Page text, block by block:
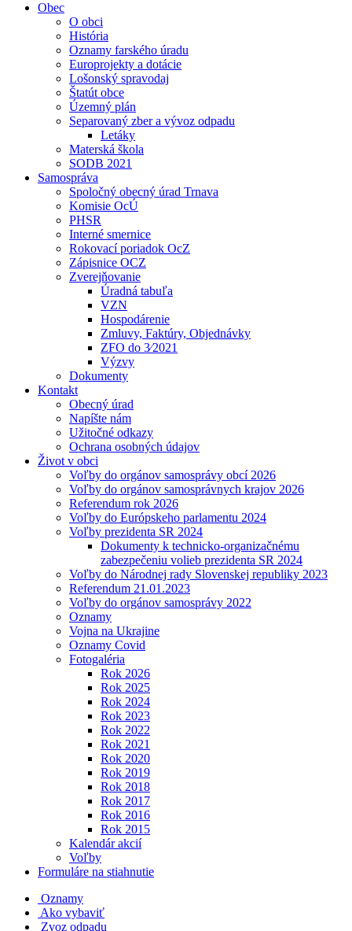
Obec
O obci
História
Oznamy farského úradu
Europrojekty a dotácie
Lošonský spravodaj
Štatút obce
Územný plán
Separovaný zber a vývoz odpadu
Letáky
Materská škola
SODB 2021
Samospráva
Spoločný obecný úrad Trnava
Komisie OcÚ
PHSR
Interné smernice
Rokovací poriadok OcZ
Zápisnice OCZ
Zverejňovanie
Úradná tabuľa
VZN
Hospodárenie
Zmluvy, Faktúry, Objednávky
ZFO do 3⁄2021
Výzvy
Dokumenty
Kontakt
Obecný úrad
Napíšte nám
Užitočné odkazy
Ochrana osobných údajov
Život v obci
Voľby do orgánov samosprávy obcí 2026
Voľby do orgánov samosprávnych krajov 2026
Referendum rok 2026
Voľby do Európskeho parlamentu 2024
Voľby prezidenta SR 2024
Dokumenty k technicko-organizačnému
zabezpečeniu volieb prezidenta SR 2024
Voľby do Národnej rady Slovenskej republiky 2023
Referendum 21.01.2023
Voľby do orgánov samosprávy 2022
Oznamy
Vojna na Ukrajine
Oznamy Covid
Fotogaléria
Rok 2026
Rok 2025
Rok 2024
Rok 2023
Rok 2022
Rok 2021
Rok 2020
Rok 2019
Rok 2018
Rok 2017
Rok 2016
Rok 2015
Kalendár akcií
Voľby
Formuláre na stiahnutie
Oznamy
Ako vybaviť
Zvoz odpadu